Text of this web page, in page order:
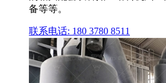
备等等。
联系电话: 180 3780 8511